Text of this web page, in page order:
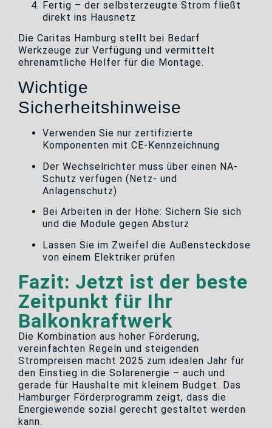
Fertig – der selbsterzeugte Strom fließt
direkt ins Hausnetz
Die Caritas Hamburg stellt bei Bedarf
Werkzeuge zur Verfügung und vermittelt
ehrenamtliche Helfer für die Montage.
Wichtige
Sicherheitshinweise
Verwenden Sie nur zertifizierte
Komponenten mit CE-Kennzeichnung
Der Wechselrichter muss über einen NA-
Schutz verfügen (Netz- und
Anlagenschutz)
Bei Arbeiten in der Höhe: Sichern Sie sich
und die Module gegen Absturz
Lassen Sie im Zweifel die Außensteckdose
von einem Elektriker prüfen
Fazit: Jetzt ist der beste
Zeitpunkt für Ihr
Balkonkraftwerk
Die Kombination aus hoher Förderung,
vereinfachten Regeln und steigenden
Strompreisen macht 2025 zum idealen Jahr für
den Einstieg in die Solarenergie – auch und
gerade für Haushalte mit kleinem Budget. Das
Hamburger Förderprogramm zeigt, dass die
Energiewende sozial gerecht gestaltet werden
kann.